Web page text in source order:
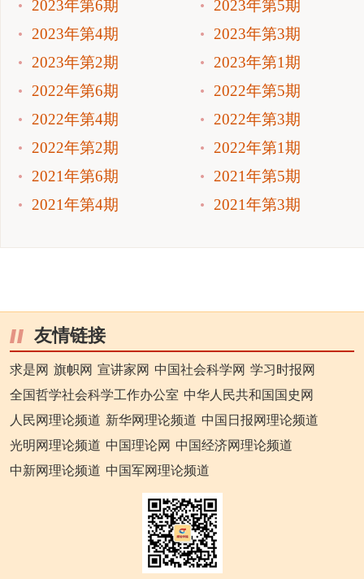
2023年第6期
2023年第5期
2023年第4期
2023年第3期
2023年第2期
2023年第1期
2022年第6期
2022年第5期
2022年第4期
2022年第3期
2022年第2期
2022年第1期
2021年第6期
2021年第5期
2021年第4期
2021年第3期
友情链接
求是网 旗帜网 宣讲家网 中国社会科学网 学习时报网
全国哲学社会科学工作办公室 中华人民共和国国史网
人民网理论频道 新华网理论频道 中国日报网理论频道
光明网理论频道 中国理论网 中国经济网理论频道
中新网理论频道 中国军网理论频道